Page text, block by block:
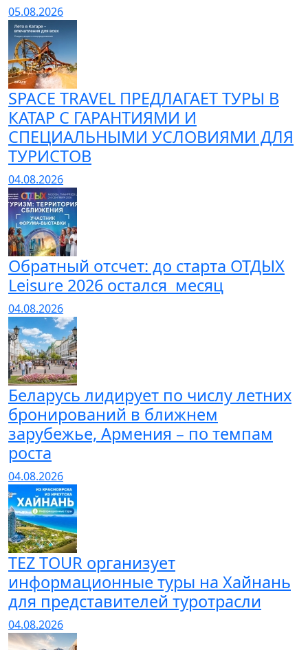
05.08.2026
SPACE TRAVEL ПРЕДЛАГАЕТ ТУРЫ В
КАТАР С ГАРАНТИЯМИ И
СПЕЦИАЛЬНЫМИ УСЛОВИЯМИ ДЛЯ
ТУРИСТОВ
04.08.2026
Обратный отсчет: до старта ОТДЫХ
Leisure 2026 остался месяц
04.08.2026
Беларусь лидирует по числу летних
бронирований в ближнем
зарубежье, Армения – по темпам
роста
04.08.2026
TEZ TOUR организует
информационные туры на Хайнань
для представителей туротрасли
04.08.2026